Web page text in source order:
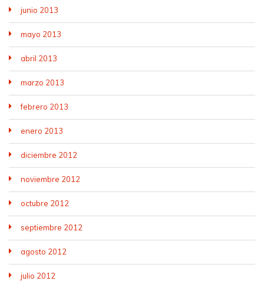
junio 2013
mayo 2013
abril 2013
marzo 2013
febrero 2013
enero 2013
diciembre 2012
noviembre 2012
octubre 2012
septiembre 2012
agosto 2012
julio 2012